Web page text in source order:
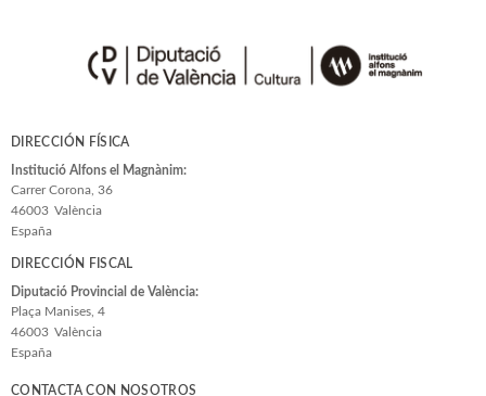
DIRECCIÓN FÍSICA
Institució Alfons el Magnànim:
Carrer Corona, 36
46003 València
España
DIRECCIÓN FISCAL
Diputació Provincial de València:
Plaça Manises, 4
46003 València
España
CONTACTA CON NOSOTROS